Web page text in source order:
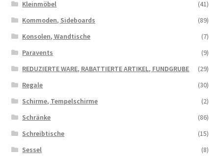
Kleinmöbel
(41)
Kommoden, Sideboards
(89)
Konsolen, Wandtische
(7)
Paravents
(9)
REDUZIERTE WARE, RABATTIERTE ARTIKEL, FUNDGRUBE
(29)
Regale
(30)
Schirme, Tempelschirme
(2)
Schränke
(86)
Schreibtische
(15)
Sessel
(8)